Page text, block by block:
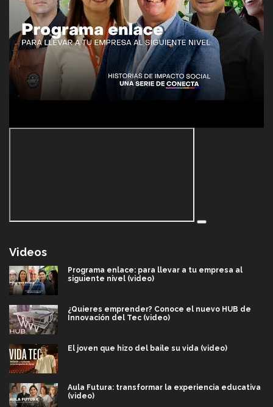
Videos
Programa enlace: para llevar a tu empresa al
siguiente nivel (video)
¿Quieres emprender? Conoce el nuevo HUB de
Innovación del Tec (video)
El joven que hizo del baile su vida (video)
Aula Futura: transformar la experiencia educativa
(video)